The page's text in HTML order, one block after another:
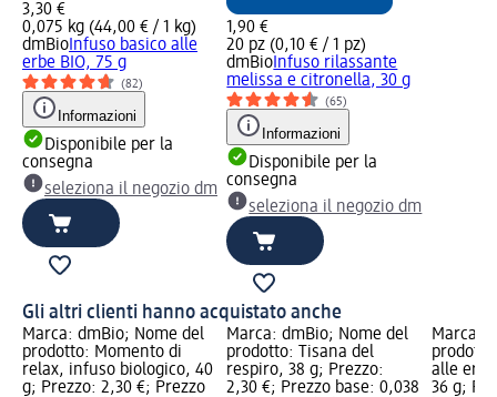
3,30 €
0,075 kg (44,00 € / 1 kg)
dmBioInfuso basico alle
erbe BIO, 75 g
(82)
Informazioni
Disponibile per la
consegna
seleziona il negozio dm
1,90 €
20 pz (0,10 € / 1 pz)
dmBioInfuso rilassante
melissa e citronella, 30 g
(65)
Informazioni
Disponibile per la
consegna
seleziona il negozio dm
Gli altri clienti hanno acquistato anche
Marca: dmBio; Nome del
prodotto: Momento di
relax, infuso biologico, 40
g; Prezzo: 2,30 €; Prezzo
Marca: dmBio; Nome del
prodotto: Tisana del
respiro, 38 g; Prezzo:
2,30 €; Prezzo base: 0,038
Marca:
alle
36 g;